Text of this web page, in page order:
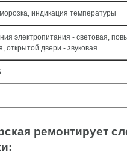
индикация температуры
электропитания - световая,
открытой двери - звуковая
ремонтирует